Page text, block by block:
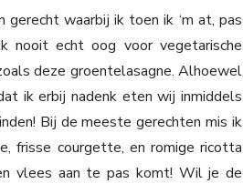
waarbij ik toen ik ‘m at, pas
nooit echt oog voor vegetarische
deze groentelasagne. Alhoewel
ik erbij nadenk eten wij inmiddels
Bij de meeste gerechten mis ik
frisse courgette, en romige ricotta
vlees aan te pas komt! Wil je de